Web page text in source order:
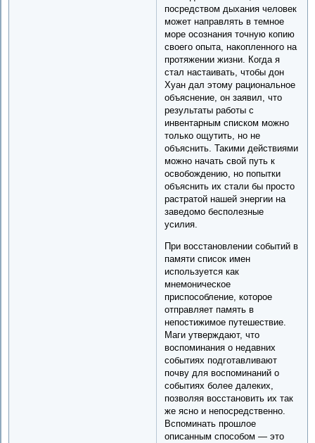
посредством дыхания человек
может направлять в темное
море осознания точную копию
своего опыта, накопленного на
протяжении жизни. Когда я
стал настаивать, чтобы дон
Хуан дал этому рациональное
объяснение, он заявил, что
результаты работы с
инвентарным списком можно
только ощутить, но не
объяснить. Такими действиями
можно начать свой путь к
освобождению, но попытки
объяснить их стали бы просто
растратой нашей энергии на
заведомо бесполезные
усилия.
При восстановлении событий в
памяти список имен
используется как
мнемоническое
приспособление, которое
отправляет память в
непостижимое путешествие.
Маги утверждают, что
воспоминания о недавних
событиях подготавливают
почву для воспоминаний о
событиях более далеких,
позволяя восстановить их так
же ясно и непосредственно.
Вспоминать прошлое
описанным способом — это